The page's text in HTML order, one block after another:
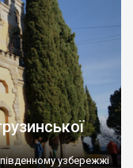
узбережжі